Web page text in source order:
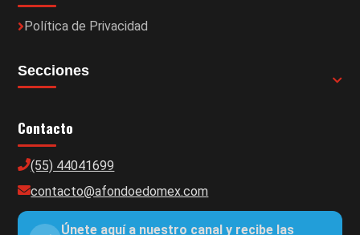
Política de Privacidad
Secciones
Contacto
(55) 44041699
contacto@afondoedomex.com
Únete aquí a nuestro canal y recibe las